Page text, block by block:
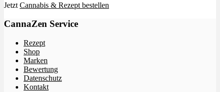
Jetzt Cannabis & Rezept bestellen
CannaZen Service
Rezept
Shop
Marken
Bewertung
Datenschutz
Kontakt